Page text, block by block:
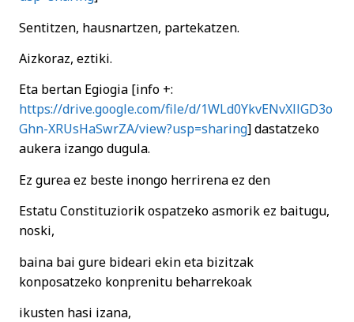
Sentitzen, hausnartzen, partekatzen.
Aizkoraz, eztiki.
Eta bertan Egiogia [info +:
https://drive.google.com/file/d/1WLd0YkvENvXllGD3o
Ghn-XRUsHaSwrZA/view?usp=sharing] dastatzeko
aukera izango dugula.
Ez gurea ez beste inongo herrirena ez den
Estatu Constituziorik ospatzeko asmorik ez baitugu,
noski,
baina bai gure bideari ekin eta bizitzak
konposatzeko konprenitu beharrekoak
ikusten hasi izana,